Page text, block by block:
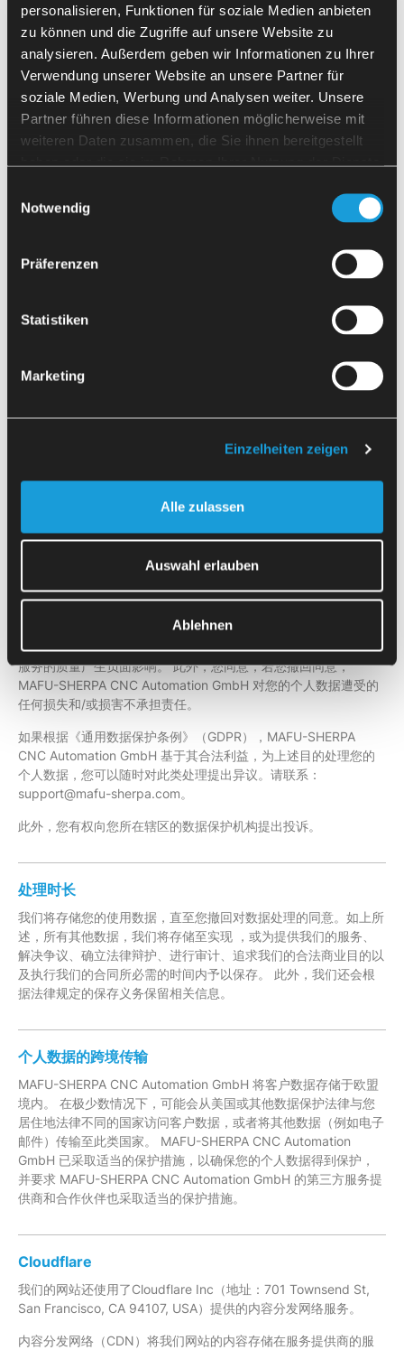
personalisieren, Funktionen für soziale Medien anbieten
zu können und die Zugriffe auf unsere Website zu
analysieren. Außerdem geben wir Informationen zu Ihrer
Verwendung unserer Website an unsere Partner für
soziale Medien, Werbung und Analysen weiter. Unsere
Partner führen diese Informationen möglicherweise mit
weiteren Daten zusammen, die Sie ihnen bereitgestellt
haben oder die sie im Rahmen Ihrer Nutzung der Dienste
Notwendig
Präferenzen
Statistiken
Marketing
Einzelheiten zeigen
Alle zulassen
Auswahl erlauben
Ablehnen
的所有数据予以保密，并仅按照我们的指示处理个人数据。 除上
述例外情况外，根据《通用数据保护条例》（GDPR）第6条第1款
第a项的规定，除非法律要求或根据某国政府或法院的指令，否则
我们不会在未经您明确同意的情况下将您的数据传递给第三方。
关于外部网站的通知
CNC Automation GmbH的控制。 我们建议用户仔细阅读其所访
问的每个网站及应用程序的隐私政策。 我们既不认可、审查或批
担任何责任。您访问这些网站或使用这些应用程序需自行承担风
险。
您有权了解MAFU-SHERPA CNC Automation GmbH处理的个人
数据，并有权要求更正、删除以及限制处理。 此外，您还有权要
供的个人数据，该数据应以结构化、通用且可机读的格式提供。
我们只能通过您的电子邮件地址来识别您的身份；只有当您直接联
数据时，我们才能处理您的请求并提供相关信息。 对于我们代表
用户或客户存储的数据，我们无法提供、更正或删除。
如需行使本隐私政策中所述的权利，或对个人数据的使用有任何疑
问或意见，您可以联系 MAFU-SHERPA CNC Automation GmbH
前数据处理的合法性。 如果您撤回同意，即表示您承认并接受此
举可能会对 MAFU-SHERPA CNC Automation GmbH 网站和/或
服务的质量产生负面影响。 此外，您同意，若您撤回同意，
MAFU-SHERPA CNC Automation GmbH 对您的个人数据遭受的
任何损失和/或损害不承担责任。
如果根据《通用数据保护条例》（GDPR），MAFU-SHERPA
CNC Automation GmbH 基于其合法利益，为上述目的处理您的
个人数据，您可以随时对此类处理提出异议。请联系：
support@mafu-sherpa.com。
此外，您有权向您所在辖区的数据保护机构提出投诉。
处理时长
我们将存储您的使用数据，直至您撤回对数据处理的同意。如上所
述，所有其他数据，我们将存储至实现 ，或为提供我们的服务、
解决争议、确立法律辩护、进行审计、追求我们的合法商业目的以
及执行我们的合同所必需的时间内予以保存。 此外，我们还会根
据法律规定的保存义务保留相关信息。
个人数据的跨境传输
MAFU-SHERPA CNC Automation GmbH 将客户数据存储于欧盟
境内。 在极少数情况下，可能会从美国或其他数据保护法律与您
居住地法律不同的国家访问客户数据，或者将其他数据（例如电子
邮件）传输至此类国家。 MAFU-SHERPA CNC Automation
GmbH 已采取适当的保护措施，以确保您的个人数据得到保护，
并要求 MAFU-SHERPA CNC Automation GmbH 的第三方服务提
供商和合作伙伴也采取适当的保护措施。
Cloudflare
我们的网站还使用了Cloudflare Inc（地址：701 Townsend St,
San Francisco, CA 94107, USA）提供的内容分发网络服务。
内容分发网络（CDN）将我们网站的内容存储在服务提供商的服